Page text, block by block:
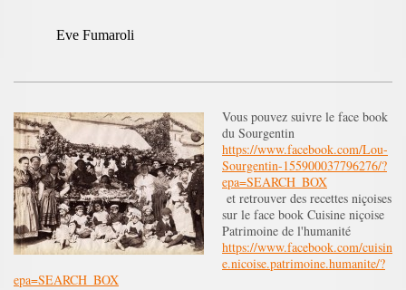
Eve Fumaroli
Vous pouvez suivre le face book
du Sourgentin
https://www.facebook.com/Lou-
Sourgentin-155900037796276/?
epa=SEARCH_BOX
et retrouver des recettes niçoises
sur le face book Cuisine niçoise
Patrimoine de l'humanité
https://www.facebook.com/cuisin
e.nicoise.patrimoine.humanite/?
epa=SEARCH_BOX